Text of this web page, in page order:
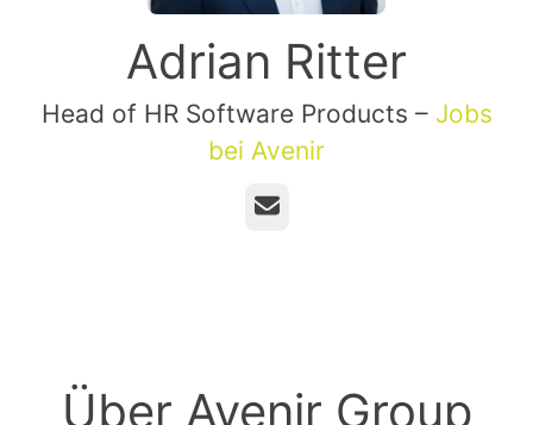
Adrian Ritter
Head of HR Software Products – Jobs
bei Avenir
E-Mail
Über Avenir Group